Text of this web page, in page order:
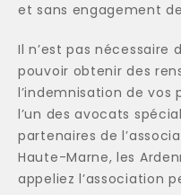
et sans engagement
Il n’est pas nécessaire
pouvoir obtenir des
l’indemnisation de
l’un des avocats
partenaires de
Haute-Marne, les
appeliez l’association